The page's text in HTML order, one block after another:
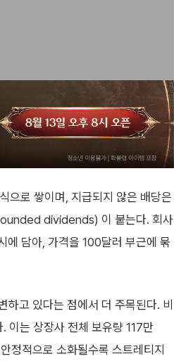
으로 쌓이며, 지급되지 않은 배당은
dividends) 이 붙는다. 회사
에 담아, 가격을 100달러 부근에 묶
고 있다는 점에서 더 주목된다. 비
이는 상장사 전체 보유량 117만
적으로 소화될수록 스트레티지